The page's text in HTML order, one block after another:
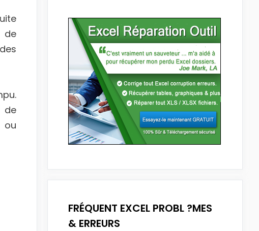
de
de
ou
FRÉQUENT EXCEL PROBL ?MES
& ERREURS